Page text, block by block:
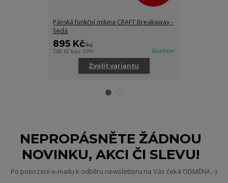
Pánská funkční mikina CRAFT Breakaway -
šedá
895 Kč/ks
740 Kč bez DPH Skladem
Zvolit variantu
NEPROPÁSNĚTE ŽÁDNOU
NOVINKU, AKCI ČI SLEVU!
Po potvrzení e-mailu k odběru newsletteru na Vás čeká ODMĚNA :-)